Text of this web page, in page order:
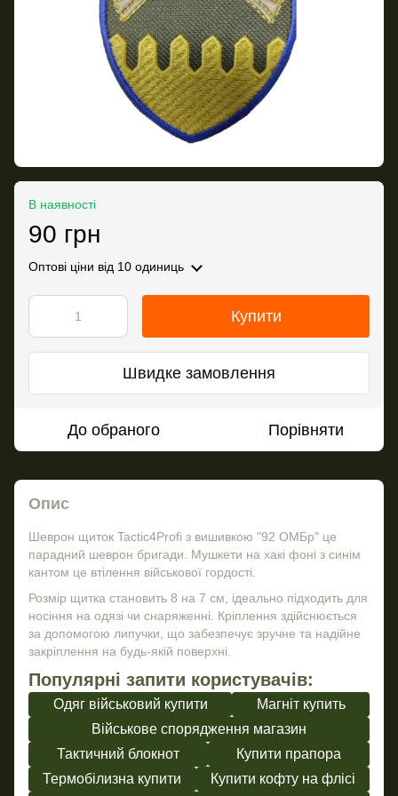
В наявності
90 грн
Оптові ціни від 10 одиниць
Купити
Швидке замовлення
До обраного Порівняти
Опис
Шеврон щиток Tactic4Profi з вишивкою "92 ОМБр" це
парадний шеврон бригади. Мушкети на хакі фоні з синім
кантом це втілення військової гордості.
Розмір щитка становить 8 на 7 см, ідеально підходить для
носіння на одязі чи снаряженні. Кріплення здійснюється
за допомогою липучки, що забезпечує зручне та надійне
закріплення на будь-якій поверхні.
Популярні запити користувачів:
Одяг військовий купити
Магніт купить
Військове спорядження магазин
Тактичний блокнот
Купити прапора
Термобілизна купити
Купити кофту на флісі